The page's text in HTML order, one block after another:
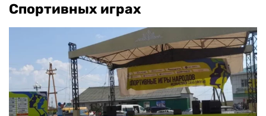
Спортивных играх